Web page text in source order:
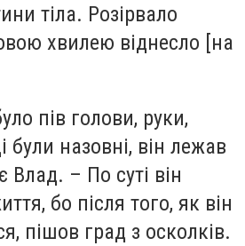
тіла. Розірвало
хвилею віднесло [на
пів голови, руки,
були назовні, він лежав
Влад. – По суті він
бо після того, як він
пішов град з осколків.